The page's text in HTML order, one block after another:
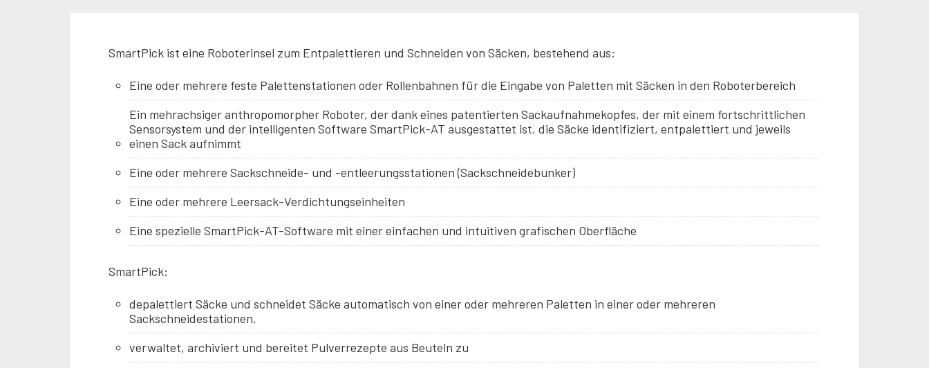
SmartPick ist eine Roboterinsel zum Entpalettieren und Schneiden von Säcken, bestehend aus:
Eine oder mehrere feste Palettenstationen oder Rollenbahnen für die Eingabe von Paletten mit Säcken in den Roboterbereich
Ein mehrachsiger anthropomorpher Roboter, der dank eines patentierten Sackaufnahmekopfes, der mit einem fortschrittlichen
Sensorsystem und der intelligenten Software SmartPick-AT ausgestattet ist, die Säcke identifiziert, entpalettiert und jeweils
einen Sack aufnimmt
Eine oder mehrere Sackschneide- und -entleerungsstationen (Sackschneidebunker)
Eine oder mehrere Leersack-Verdichtungseinheiten
Eine spezielle SmartPick-AT-Software mit einer einfachen und intuitiven grafischen Oberfläche
SmartPick:
depalettiert Säcke und schneidet Säcke automatisch von einer oder mehreren Paletten in einer oder mehreren
Sackschneidestationen.
verwaltet, archiviert und bereitet Pulverrezepte aus Beuteln zu